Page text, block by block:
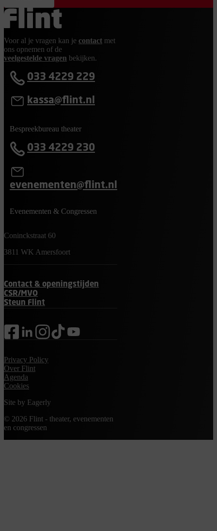
Ga terug naar de homepage
Voor al je vragen kan je contact met
ons opnemen of de
veelgestelde vragen bekijken.
033 4229 229
kassa@flint.nl
Bespreekbureau theater
033 4229 230
evenementen@flint.nl
Evenementen & Congressen
Coninckstraat 60
3811 WK Amersfoort
Contact & openingstijden
CSR/MVO
Steun Flint
facebooklinkedininstagram
tiktok youtube
Privacy Policy
Over Flint
Agenda
Cookies
Site by Eagerly
© 2026 Flint - theater, evenementen
en congressen